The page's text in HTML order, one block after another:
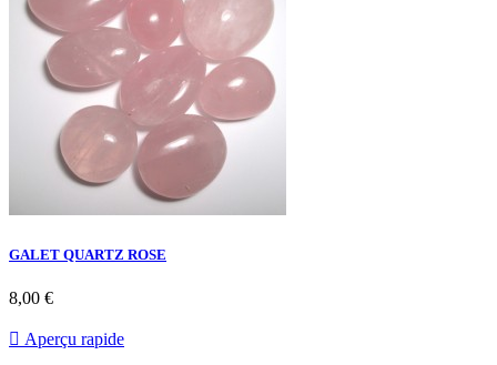
GALET QUARTZ ROSE
8,00 €
 Aperçu rapide